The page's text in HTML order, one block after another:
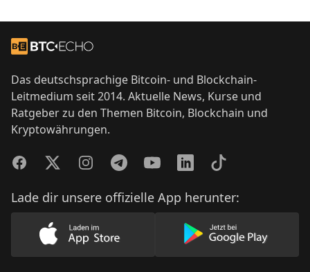
Zur Startseite
Das deutschsprachige Bitcoin- und Blockchain-
Leitmedium seit 2014. Aktuelle News, Kurse und
Ratgeber zu den Themen Bitcoin, Blockchain und
Kryptowährungen.
FacebookTwitterInstagramTelegramYouTubeLinkedInTikTok
Lade dir unsere offizielle App herunter:
Lade unsere App im AppStore herunter
Lade unsere